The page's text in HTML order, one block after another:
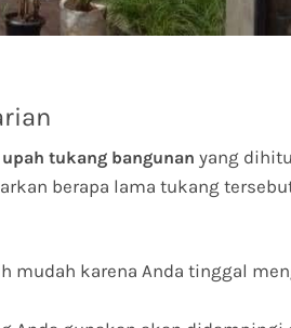
upah tukang bangunan yang
berapa lama tukang
mudah karena Anda tinggal